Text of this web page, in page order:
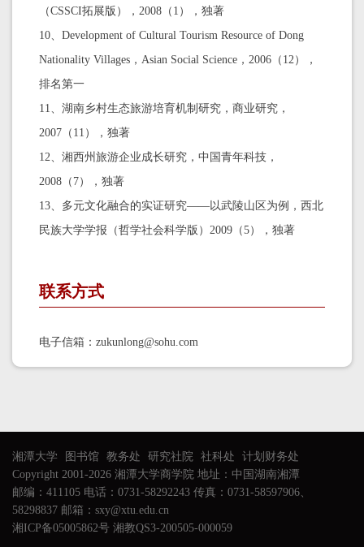
（CSSCI拓展版），2008（1），独著
10、Development of Cultural Tourism Resource of Dong
Nationality Villages，Asian Social Science，2006（12），
排名第一
11、湖南乡村生态旅游培育机制研究，商业研究，
2007（11），独著
12、湘西州旅游企业成长研究，中国青年科技，
2008（7），独著
13、多元文化融合的实证研究——以武陵山区为例，西北
民族大学学报（哲学社会科学版）2009（5），独著
联系方式
电子信箱：zukunlong@sohu.com
湘潭大学 图书馆 教务处 研究社院 社科处
计划财务处
Copyright 2001-2026 湘潭大学商学院 地址：中国湖南湘潭
邮编：411105 电话：0731-58292243 传真：0731-58597906、
58298837 邮箱：sxy@xtu.edu.cn
湘ICP备05005862号 湘教QS3-200505-000059